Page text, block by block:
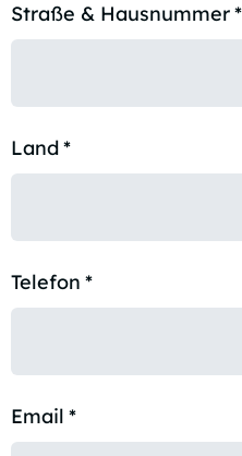
Straße & Hausnummer*
Land*
Telefon *
Email *